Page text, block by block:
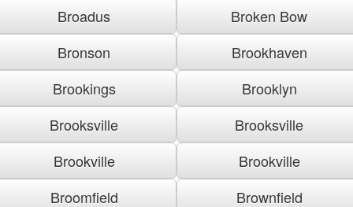
Broadus
Broken Bow
Bronson
Brookhaven
Brookings
Brooklyn
Brooksville
Brooksville
Brookville
Brookville
Broomfield
Brownfield